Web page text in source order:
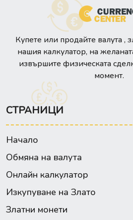
Купете или продайте валута ,
нашия калкулатор, на
извършите физическата
момент.
СТРАНИЦИ
Начало
Обмяна на валута
Онлайн калкулатор
Изкупуване на Злато
Златни монети